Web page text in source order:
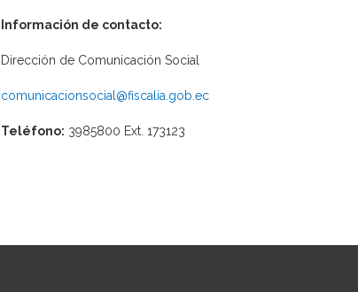
Información de contacto:
Dirección de Comunicación Social
comunicacionsocial@fiscalia.gob.ec
Teléfono: 3985800 Ext. 173123